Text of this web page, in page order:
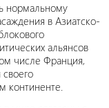
нормальному
в Азиатско-
альянсов
числе Франция,
континенте.